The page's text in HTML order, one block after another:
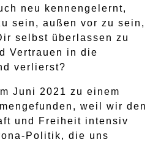
neu kennengelernt,
sein, außen vor zu sein,
selbst überlassen zu
Vertrauen in die
verlierst?
Juni 2021 zu einem
weil wir den
und Freiheit intensiv
Politik, die uns